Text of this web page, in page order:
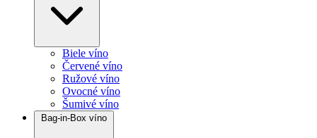
Biele víno
Červené víno
Ružové víno
Ovocné víno
Šumivé víno
Bag-in-Box víno